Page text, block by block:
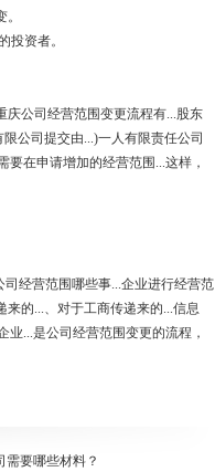
资者。
庆公司经营范围变更流程有...股东
公司提交由...)一人有限责任公司
在申请增加的经营范围...这样，
司经营范围哪些事...企业进行经营范
来的...、对于工商传递来的...信息
...是公司经营范围变更的流程，
需要哪些材料？